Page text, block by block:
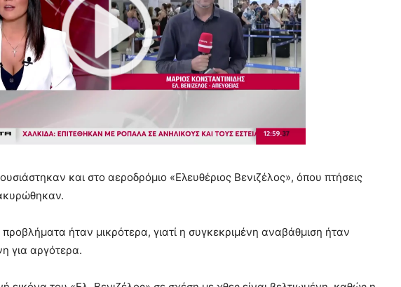
και στο αεροδρόμιο «Ελευθέριος Βενιζέλος», όπου πτήσεις
ήταν μικρότερα, γιατί η συγκεκριμένη αναβάθμιση ήταν
για αργότερα.